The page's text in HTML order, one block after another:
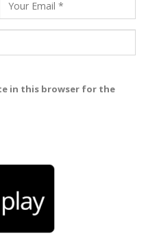
in this browser for the